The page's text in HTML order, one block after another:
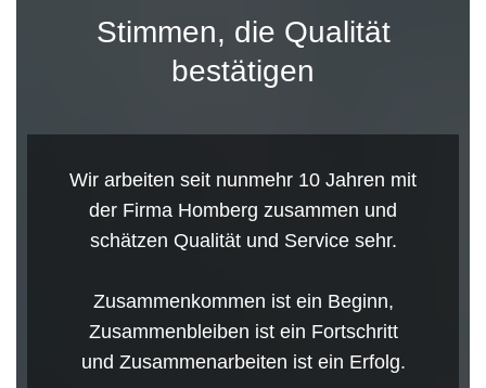
Stimmen, die Qualität
bestätigen
Wir arbeiten seit nunmehr 10 Jahren mit
der Firma Homberg zusammen und
schätzen Qualität und Service sehr.
Zusammenkommen ist ein Beginn,
Zusammenbleiben ist ein Fortschritt
und Zusammenarbeiten ist ein Erfolg.